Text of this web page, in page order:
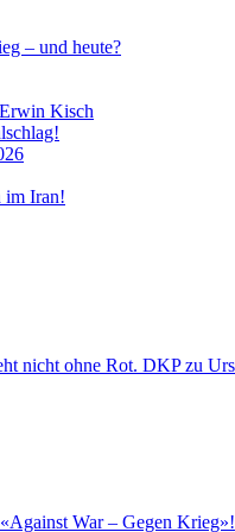
– und heute?
Kisch
im Iran!
War – Gegen Krieg»!